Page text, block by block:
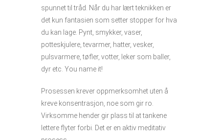
spunnet til tråd. Når du har lært teknikken er
det kun fantasien som setter stopper for hva
du kan lage. Pynt, smykker, vaser,
potteskjulere, tevarmer, hatter, vesker,
pulsvarmere, tøfler, votter, leker som baller,
dyr etc. You name it!
Prosessen krever oppmerksomhet uten å
kreve konsentrasjon, noe som gir ro.
Virksomme hender gir plass til at tankene
lettere flyter forbi. Det er en aktiv meditativ